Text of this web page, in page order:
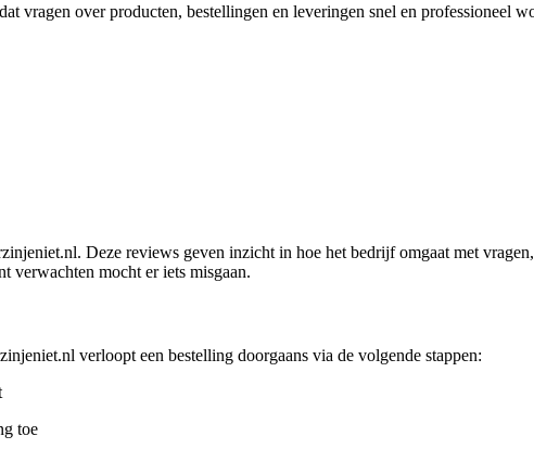
vragen over producten, bestellingen en leveringen snel en professioneel
Deze reviews geven inzicht in hoe het bedrijf omgaat met
verwachten mocht er iets misgaan.
verloopt een bestelling doorgaans via de volgende stappen:
toe